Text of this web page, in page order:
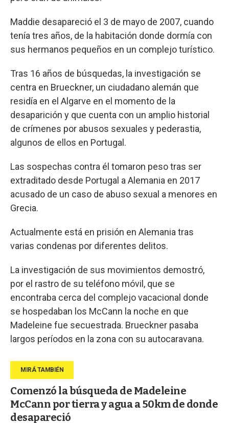
Maddie desapareció el 3 de mayo de 2007, cuando
tenía tres años, de la habitación donde dormía con
sus hermanos pequeños en un complejo turístico.
Tras 16 años de búsquedas, la investigación se
centra en Brueckner, un ciudadano alemán que
residía en el Algarve en el momento de la
desaparición y que cuenta con un amplio historial
de crímenes por abusos sexuales y pederastia,
algunos de ellos en Portugal.
Las sospechas contra él tomaron peso tras ser
extraditado desde Portugal a Alemania en 2017
acusado de un caso de abuso sexual a menores en
Grecia.
Actualmente está en prisión en Alemania tras
varias condenas por diferentes delitos.
La investigación de sus movimientos demostró,
por el rastro de su teléfono móvil, que se
encontraba cerca del complejo vacacional donde
se hospedaban los McCann la noche en que
Madeleine fue secuestrada. Brueckner pasaba
largos períodos en la zona con su autocaravana.
Comenzó la búsqueda de Madeleine
McCann por tierra y agua a 50km de donde
desapareció